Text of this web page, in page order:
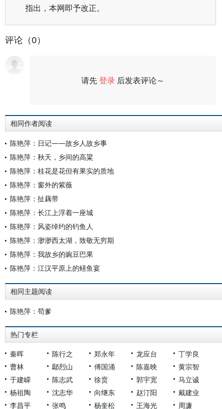
指出，本网即予改正。
评论（0）
请先登录 后发表评论～
相同作者阅读
陈艳萍：日记——故乡人故乡事
陈艳萍：秋天，乡间的高粱
陈艳萍：桂花是花但有果实的质地
陈艳萍：窗外的紫薇
陈艳萍：扯藕带
陈艳萍：长江上浮着一座城
陈艳萍：风姿绰约的钓鱼人
陈艳萍：渺渺西太湖，致敬无穷期
陈艳萍：我故乡的豌豆巴果
陈艳萍：江汉平原上的鳝鱼宴
相同主题阅读
陈艳萍：苟爹
热门专栏
秦晖 陈行之 郑永年 龙应台
丁学良
曹林
鄢烈山 傅国涌 陈嘉映
黄宗智
于建嵘
陈志武 徐贲 郭宇宽
马立诚
杨祖陶
沈志华 向继东 赵汀阳
戴建业
李昌平
张鸣 杨奎松 王海光 周濂